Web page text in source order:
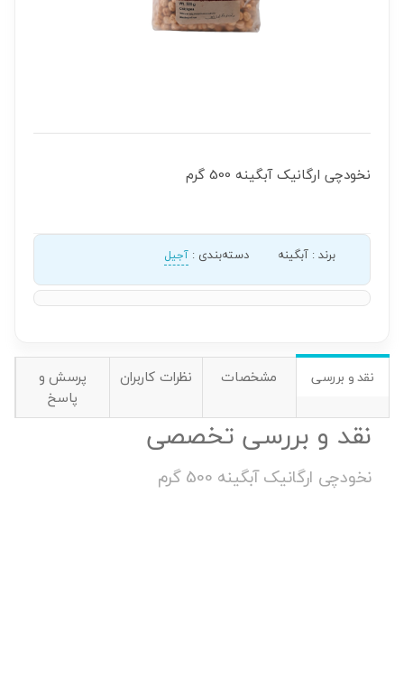
نخودچی ارگانیک آبگینه 500 گرم
برند: آبگینه دسته‌بندی : آجیل
نقد و بررسی مشخصات نظرات کاربران
پرسش و
پاسخ
نقد و بررسی تخصصی
نخودچی ارگانیک آبگینه 500 گرم